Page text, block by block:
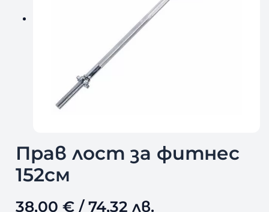
Прав лост за фитнес
152см
38,00 €/ 74,32 лв.